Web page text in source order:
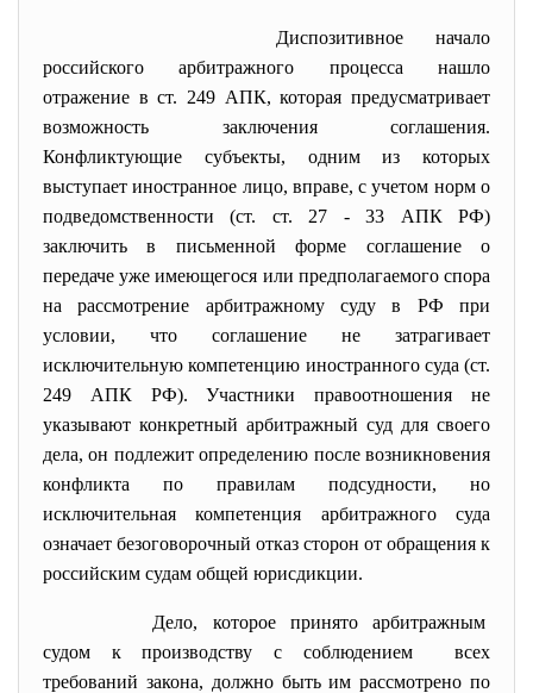
Диспозитивное начало
российского арбитражного процесса нашло
отражение в ст. 249 АПК, которая предусматривает
возможность заключения соглашения.
Конфликтующие субъекты, одним из которых
выступает иностранное лицо, вправе, с учетом норм о
подведомственности (ст. ст. 27 - 33 АПК РФ)
заключить в письменной форме соглашение о
передаче уже имеющегося или предполагаемого спора
на рассмотрение арбитражному суду в РФ при
условии, что соглашение не затрагивает
исключительную компетенцию иностранного суда (ст.
249 АПК РФ). Участники правоотношения не
указывают конкретный арбитражный суд для своего
дела, он подлежит определению после возникновения
конфликта по правилам подсудности, но
исключительная компетенция арбитражного суда
означает безоговорочный отказ сторон от обращения к
российским судам общей юрисдикции.
Дело, которое принято арбитражным
судом к производству с соблюдением всех
требований закона, должно быть им рассмотрено по